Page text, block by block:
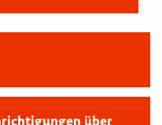
über